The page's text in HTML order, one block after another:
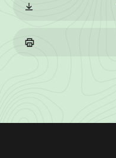
Informations